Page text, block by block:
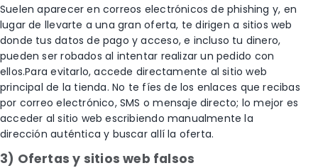
Suelen aparecer en correos electrónicos de phishing y, en
lugar de llevarte a una gran oferta, te dirigen a sitios web
donde tus datos de pago y acceso, e incluso tu dinero,
pueden ser robados al intentar realizar un pedido con
ellos.Para evitarlo, accede directamente al sitio web
principal de la tienda. No te fíes de los enlaces que recibas
por correo electrónico, SMS o mensaje directo; lo mejor es
acceder al sitio web escribiendo manualmente la
dirección auténtica y buscar allí la oferta.
3) Ofertas y sitios web falsos